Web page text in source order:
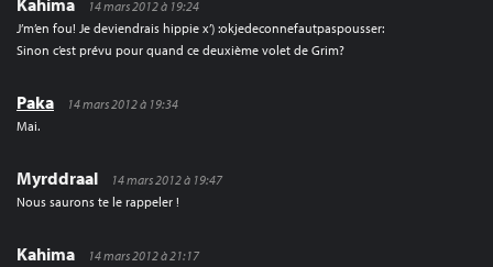
Kahima
14 mars 2012 à 19:24
J’m’en fou! Je deviendrais hippie x’) :okjedeconnefautpaspousser:
Sinon c’est prévu pour quand ce deuxième volet de Grim?
Paka
14 mars 2012 à 19:34
Mai.
Myrddraal
14 mars 2012 à 19:47
Nous saurons te le rappeler !
Kahima
14 mars 2012 à 21:17